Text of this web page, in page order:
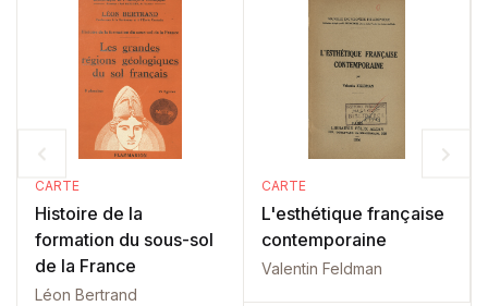
CARTE
Histoire de la
formation du sous-sol
de la France
Léon Bertrand
CARTE
L'esthétique française
contemporaine
Valentin Feldman